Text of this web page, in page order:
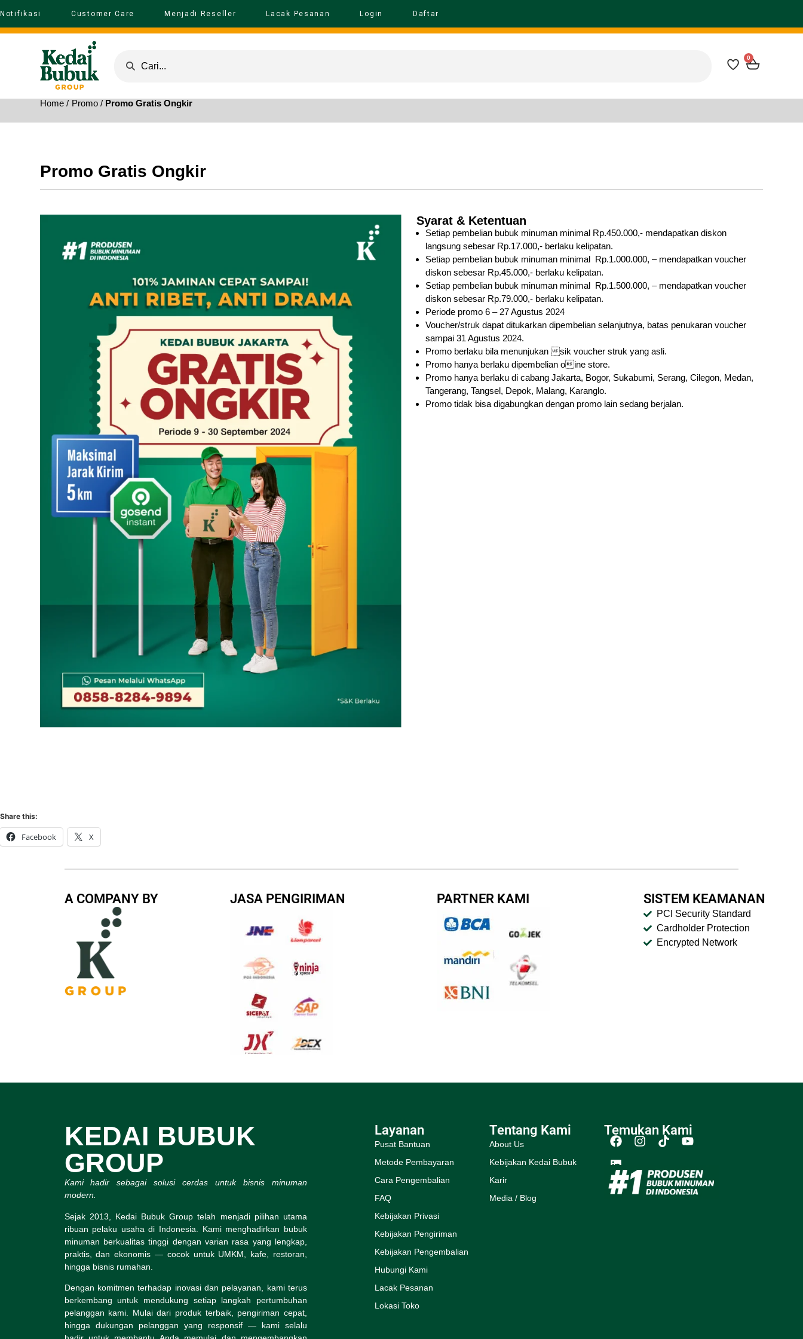
Notifikasi Customer Care Menjadi Reseller Lacak Pesanan Login Daftar
0
Home / Promo / Promo Gratis Ongkir
Promo Gratis Ongkir
Syarat & Ketentuan
Setiap pembelian bubuk minuman minimal Rp.450.000,- mendapatkan diskon
langsung sebesar Rp.17.000,- berlaku kelipatan.
Setiap pembelian bubuk minuman minimal Rp.1.000.000, – mendapatkan voucher
diskon sebesar Rp.45.000,- berlaku kelipatan.
Setiap pembelian bubuk minuman minimal Rp.1.500.000, – mendapatkan voucher
diskon sebesar Rp.79.000,- berlaku kelipatan.
Periode promo 6 – 27 Agustus 2024
Voucher/struk dapat ditukarkan dipembelian selanjutnya, batas penukaran voucher
sampai 31 Agustus 2024.
Promo berlaku bila menunjukan sik voucher struk yang asli.
Promo hanya berlaku dipembelian oine store.
Promo hanya berlaku di cabang Jakarta, Bogor, Sukabumi, Serang, Cilegon, Medan,
Tangerang, Tangsel, Depok, Malang, Karanglo.
Promo tidak bisa digabungkan dengan promo lain sedang berjalan.
Share this:
Facebook X
A COMPANY BY JASA PENGIRIMAN PARTNER KAMI SISTEM KEAMANAN
PCI Security Standard
Cardholder Protection
Encrypted Network
KEDAI BUBUK
GROUP
Kami hadir sebagai solusi cerdas untuk bisnis minuman
modern.
Sejak 2013, Kedai Bubuk Group telah menjadi pilihan utama
ribuan pelaku usaha di Indonesia. Kami menghadirkan bubuk
minuman berkualitas tinggi dengan varian rasa yang lengkap,
praktis, dan ekonomis — cocok untuk UMKM, kafe, restoran,
hingga bisnis rumahan.
Dengan komitmen terhadap inovasi dan pelayanan, kami terus
berkembang untuk mendukung setiap langkah pertumbuhan
pelanggan kami. Mulai dari produk terbaik, pengiriman cepat,
hingga dukungan pelanggan yang responsif — kami selalu
Layanan
Pusat Bantuan
Metode Pembayaran
Cara Pengembalian
FAQ
Kebijakan Privasi
Kebijakan Pengiriman
Kebijakan Pengembalian
Hubungi Kami
Lacak Pesanan
Lokasi Toko
Tentang Kami
About Us
Kebijakan Kedai Bubuk
Karir
Media / Blog
Temukan Kami